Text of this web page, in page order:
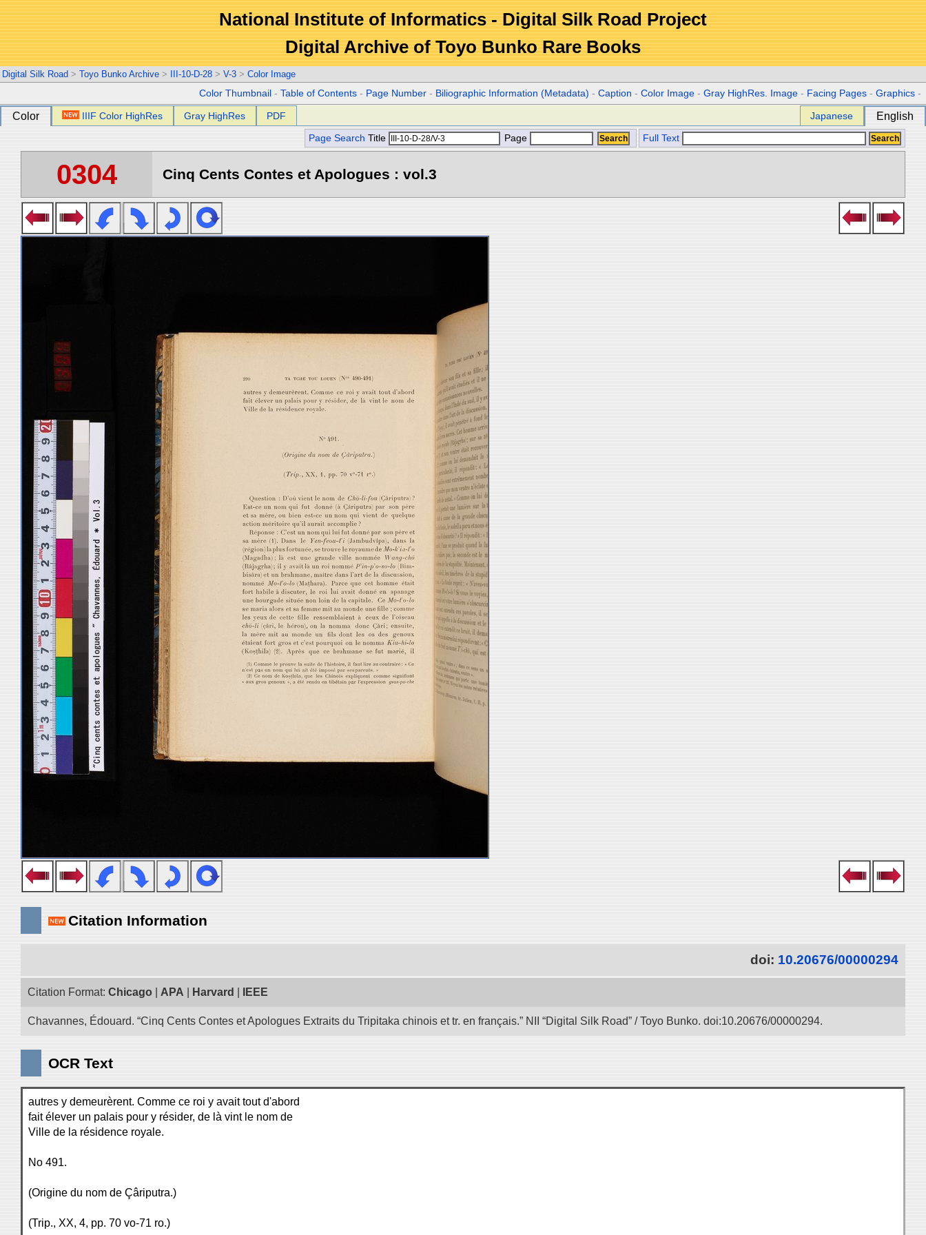
National Institute of Informatics - Digital Silk Road Project
Digital Archive of Toyo Bunko Rare Books
Digital Silk Road > Toyo Bunko Archive > III-10-D-28 > V-3 > Color Image
Color Thumbnail -Table of Contents - Page Number - Biliographic Information (Metadata) -Caption -Color Image -Gray HighRes. Image - Facing Pages -Graphics -
Color IIIF Color HighRes Gray HighRes PDF Japanese English
Page Search Title Page Full Text
0304 Cinq Cents Contes et Apologues : vol.3
Citation Information
doi: 10.20676/00000294
Citation Format: Chicago APA Harvard IEEE
Chavannes, Édouard. “Cinq Cents Contes et Apologues Extraits du Tripitaka chinois et tr. en français.” NII “Digital Silk Road” / Toyo Bunko. doi:10.20676/00000294.
OCR Text
autres y demeurèrent. Comme ce roi y avait tout d'abord
fait élever un palais pour y résider, de là vint le nom de
Ville de la résidence royale.
No 491.
(Origine du nom de Çâriputra.)
(Trip., XX, 4, pp. 70 vo-71 ro.)